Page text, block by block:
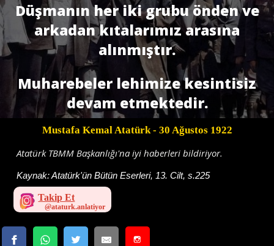
Düşmanın her iki grubu önden ve
arkadan kıtalarımız arasına
alınmıştır.
Muharebeler lehimize kesintisiz
devam etmektedir.
Mustafa Kemal Atatürk- 30 Ağustos 1922
Atatürk TBMM Başkanlığı'na iyi haberleri bildiriyor.
Kaynak:Atatürk'ün Bütün Eserleri, 13. Cilt, s.225
Takip Et